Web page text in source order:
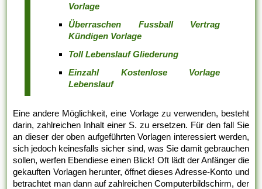
Vorlage
Überraschen Fussball Vertrag
Kündigen Vorlage
Toll Lebenslauf Gliederung
Einzahl Kostenlose Vorlage
Lebenslauf
Eine andere Möglichkeit, eine Vorlage zu verwenden, besteht
darin, zahlreichen Inhalt einer S. zu ersetzen. Für den fall Sie
an dieser der oben aufgeführten Vorlagen interessiert werden,
sich jedoch keinesfalls sicher sind, was Sie damit gebrauchen
sollen, werfen Ebendiese einen Blick! Oft lädt der Anfänger die
gekauften Vorlagen herunter, öffnet dieses Adresse-Konto und
betrachtet man dann auf zahlreichen Computerbildschirm, der